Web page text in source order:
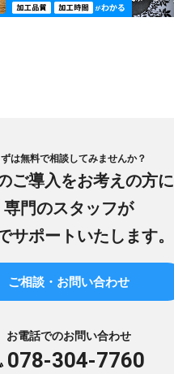
ずは無料で相談してみませんか？
ご導入をお考えの方に
専門のスタッフが
サポートいたします。
ご相談・お問い合わせ
お電話でのお問い合わせ
078-304-7760